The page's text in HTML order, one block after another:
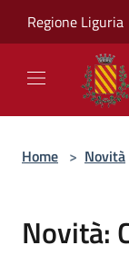
Regione Liguria
Home > Novità
Novità: